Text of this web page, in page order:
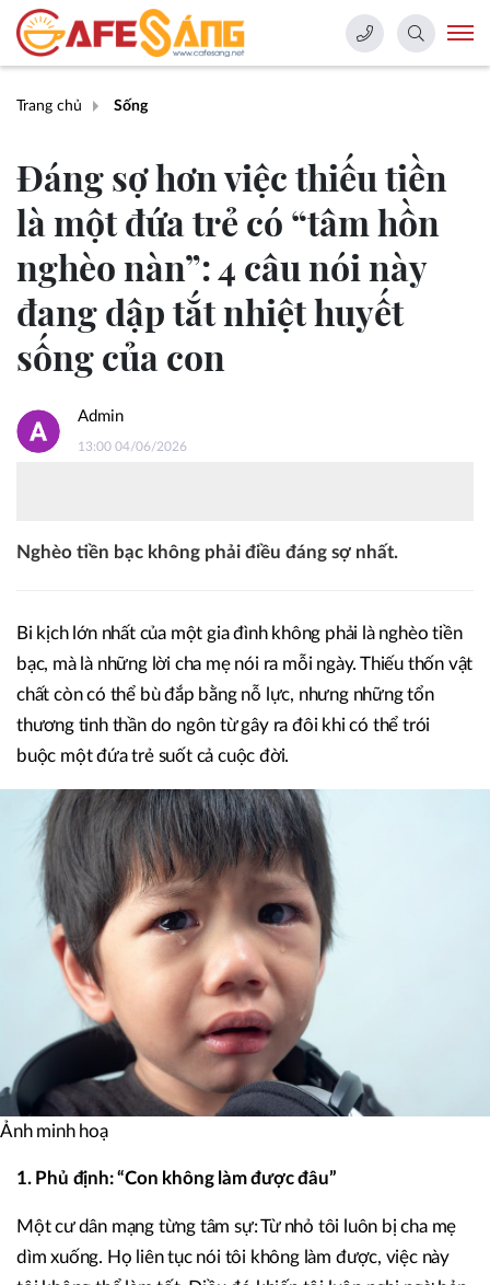
Trang chủ Sống
Đáng sợ hơn việc thiếu tiền
là một đứa trẻ có “tâm hồn
nghèo nàn”: 4 câu nói này
đang dập tắt nhiệt huyết
sống của con
Admin
13:00 04/06/2026
Nghèo tiền bạc không phải điều đáng sợ nhất.
Bi kịch lớn nhất của một gia đình không phải là nghèo tiền
bạc, mà là những lời cha mẹ nói ra mỗi ngày. Thiếu thốn vật
chất còn có thể bù đắp bằng nỗ lực, nhưng những tổn
thương tinh thần do ngôn từ gây ra đôi khi có thể trói
buộc một đứa trẻ suốt cả cuộc đời.
Ảnh minh hoạ
1. Phủ định: “Con không làm được đâu”
Một cư dân mạng từng tâm sự: Từ nhỏ tôi luôn bị cha mẹ
dìm xuống. Họ liên tục nói tôi không làm được, việc này